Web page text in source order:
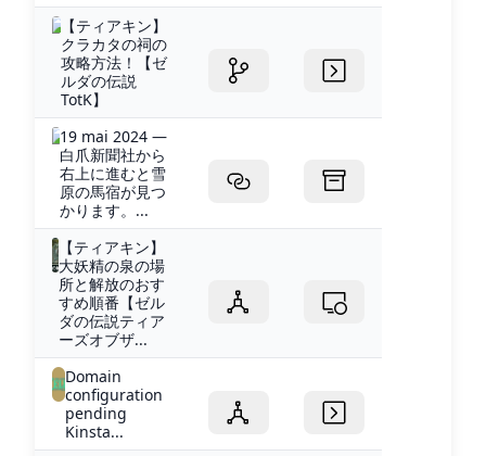
【ティアキン】
クラカタの祠の
攻略方法！【ゼ
ルダの伝説
TotK】
19 mai 2024 —
白爪新聞社から
右上に進むと雪
原の馬宿が見つ
かります。...
【ティアキン】
大妖精の泉の場
所と解放のおす
すめ順番【ゼル
ダの伝説ティア
ーズオブザ...
Domain
configuration
pending
Kinsta...